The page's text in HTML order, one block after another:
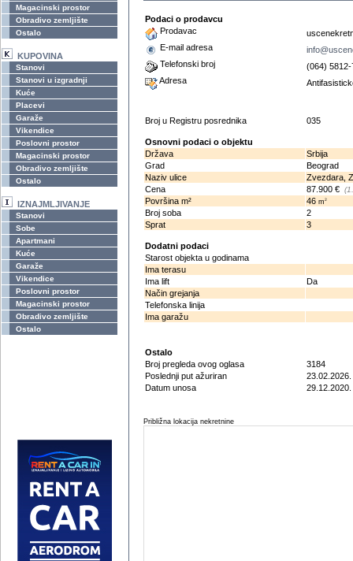
Magacinski prostor
Obradivo zemljište
Ostalo
KUPOVINA
Stanovi
Stanovi u izgradnji
Kuće
Placevi
Garaže
Vikendice
Poslovni prostor
Magacinski prostor
Obradivo zemljište
Ostalo
IZNAJMLJIVANJE
Stanovi
Sobe
Apartmani
Kuće
Garaže
Vikendice
Poslovni prostor
Magacinski prostor
Obradivo zemljište
Ostalo
Podaci o prodavcu
Prodavac
E-mail adresa
Telefonski broj
(064) 5812-
Adresa
Broj u Registru posrednika 035
Osnovni podaci o objektu
Država
Srbija
Grad
Beograd
Naziv ulice
Zvezdara,
Cena
87.900 €
Površina m² 46 m2
Broj soba
2
Sprat
3
Dodatni podaci
Starost objekta u godinama
Ima terasu
Ima lift
Da
Način grejanja
Telefonska linija
Ima garažu
Ostalo
Broj pregleda ovog oglasa
3184
Poslednji put ažuriran
Datum unosa
29.12.2020.
Približna lokacija nekretnine